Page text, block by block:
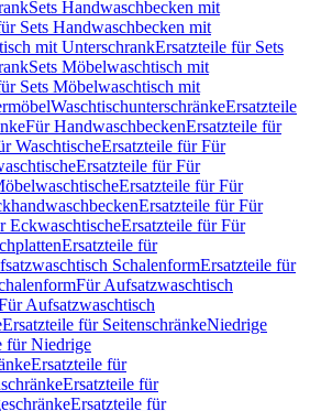
Sets Handwaschbecken mit
Sets Handwaschbecken mit
mit UnterschrankErsatzteile für Sets
Sets Möbelwaschtisch mit
Sets Möbelwaschtisch mit
WaschtischunterschränkeErsatzteile
Für HandwaschbeckenErsatzteile für
WaschtischeErsatzteile für Für
Ersatzteile für Für
Ersatzteile für Für
Ersatzteile für Für
EckwaschtischeErsatzteile für Für
Ersatzteile für
SchalenformErsatzteile für
Für Aufsatzwaschtisch
Aufsatzwaschtisch
Ersatzteile für SeitenschränkeNiedrige
für Niedrige
Ersatzteile für
Ersatzteile für
Ersatzteile für